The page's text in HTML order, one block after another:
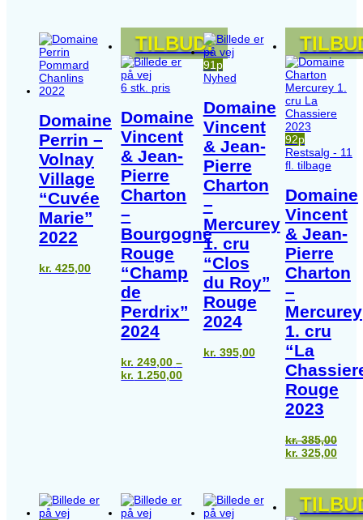
Domaine
Perrin –
Volnay
Village
“Cuvée
Marie”
2022
kr. 425,00
TILBUD!
6 stk. pris
Domaine
Vincent
& Jean-
Pierre
Charton
–
Bourgogne
Rouge
“Champ
de
Perdrix”
2024
kr. 249,00 –
kr. 1.250,00Prisinterval:
91p
Nyhed
Domaine
Vincent
& Jean-
Pierre
Charton
–
Mercurey
1. cru
“Clos
du Roy”
Rouge
2024
kr. 395,00
92p
Restsalg - 11
fl. tilbage
Domaine
Vincent
& Jean-
Pierre
Charton
–
Mercurey
1. cru
“La
Rouge
2023
kr.385,00
Den
var:
kr. 385,00.
kr. 325,00Den
er:
kr.